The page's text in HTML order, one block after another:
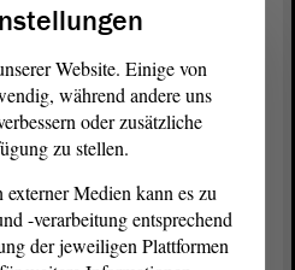
Website. Einige von
während andere uns
oder zusätzliche
zu stellen.
Medien kann es zu
-verarbeitung entsprechend
der jeweiligen Plattformen